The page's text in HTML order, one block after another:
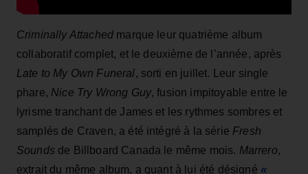
Criminally Attached marque leur quatrième album
collaboratif complet, et le deuxième de l’année, après
Late to My Own Funeral, sorti en juillet. Leur single
phare, Nice Try Wrong Guy, fusion impitoyable entre le
lyrisme tranchant de James et les rythmes sombres et
samplés de Craven, a été intégré à la série Fresh
Sounds de Billboard Canada le même mois. Marrero,
extrait du même album, a quant à lui été désigné «